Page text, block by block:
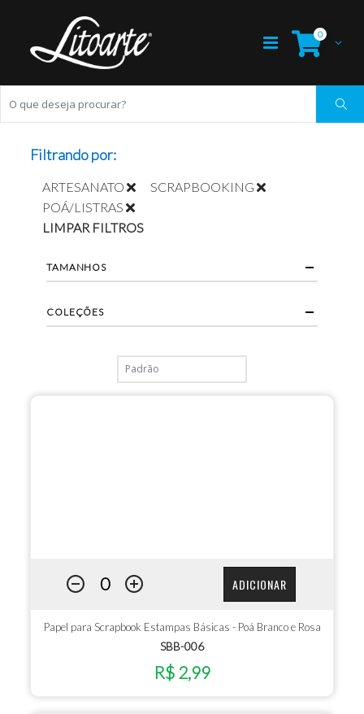
0
ADICIONAR
Papel para Scrapbook Estampas Básicas - Poá Branco e Rosa
SBB-006
R$ 2,99
Filtrando por:
ARTESANATO
SCRAPBOOKING
POÁ/LISTRAS
LIMPAR FILTROS
TAMANHOS
COLEÇÕES